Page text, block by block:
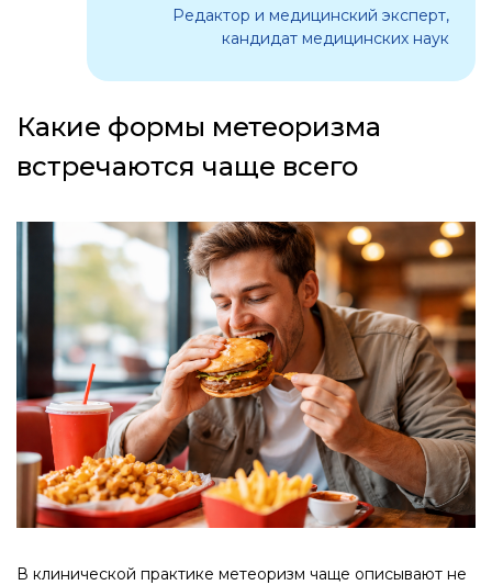
Редактор и медицинский эксперт,
кандидат медицинских наук
Какие формы метеоризма
встречаются чаще всего
В клинической практике метеоризм чаще описывают не